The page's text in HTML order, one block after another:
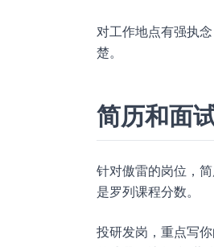
对工作地点有强执
楚。
简历和面
针对傲雷的岗位，
是罗列课程分数。
投研发岗，重点写